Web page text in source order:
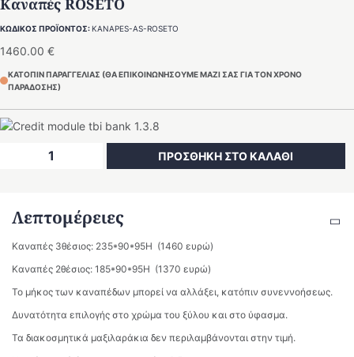
Καναπές ROSETO
ΚΩΔΙΚΟΣ ΠΡΟΪΟΝΤΟΣ: KANAPES-AS-ROSETO
1460.00 €
ΚΑΤΟΠΙΝ ΠΑΡΑΓΓΕΛΙΑΣ (ΘΑ ΕΠΙΚΟΙΝΩΝΗΣΟΥΜΕ ΜΑΖΙ ΣΑΣ ΓΙΑ ΤΟΝ ΧΡΟΝΟ
ΠΑΡΑΔΟΣΗΣ)
ΠΡΟΣΘΗΚΗ ΣΤΟ ΚΑΛΑΘΙ
Λεπτομέρειες
Καναπές 3θέσιος: 235*90*95Η (1460 ευρώ)
Καναπές 2θέσιος: 185*90*95Η (1370 ευρώ)
Το μήκος των καναπέδων μπορεί να αλλάξει, κατόπιν συνεννοήσεως.
Δυνατότητα επιλογής στο χρώμα του ξύλου και στο ύφασμα.
Τα διακοσμητικά μαξιλαράκια δεν περιλαμβάνονται στην τιμή.